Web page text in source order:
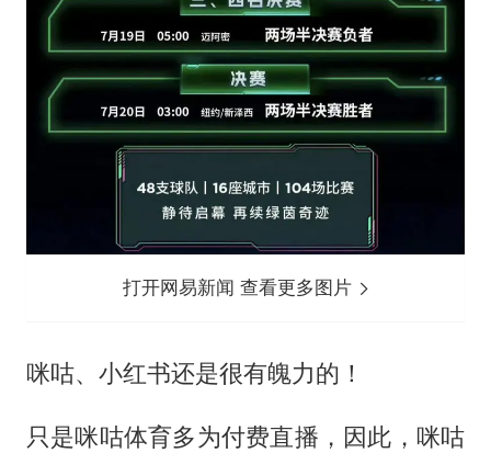
打开网易新闻 查看更多图片
咪咕、小红书还是很有魄力的！
只是咪咕体育多为付费直播，因此，咪咕